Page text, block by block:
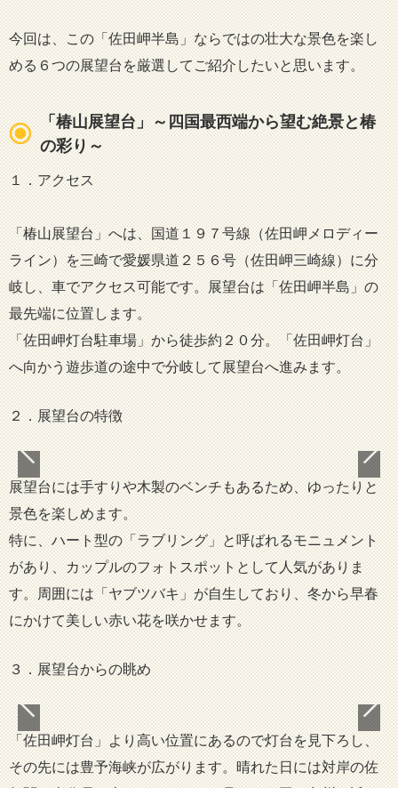
今回は、この「佐田岬半島」ならではの壮大な景色を楽し
める６つの展望台を厳選してご紹介したいと思います。
「椿山展望台」～四国最西端から望む絶景と椿
の彩り～
１．アクセス
「椿山展望台」へは、国道１９７号線（佐田岬メロディー
ライン）を三崎で愛媛県道２５６号（佐田岬三崎線）に分
岐し、車でアクセス可能です。展望台は「佐田岬半島」の
最先端に位置します。
「佐田岬灯台駐車場」から徒歩約２０分。「佐田岬灯台」
へ向かう遊歩道の途中で分岐して展望台へ進みます。
２．展望台の特徴
展望台には手すりや木製のベンチもあるため、ゆったりと
景色を楽しめます。
特に、ハート型の「ラブリング」と呼ばれるモニュメント
があり、カップルのフォトスポットとして人気がありま
す。周囲には「ヤブツバキ」が自生しており、冬から早春
にかけて美しい赤い花を咲かせます。
３．展望台からの眺め
「佐田岬灯台」より高い位置にあるので灯台を見下ろし、
その先には豊予海峡が広がります。晴れた日には対岸の佐